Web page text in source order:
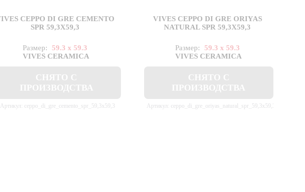
CEPPO DI GRE CEMENTO
SPR 59,3X59,3
Размер:
59.3 x 59.3
VIVES CERAMICA
Артикул: ceppo_di_gre_cemento_spr_59,3x59,3
VIVES CEPPO DI GRE ORIYAS
NATURAL SPR 59,3X59,3
Размер:
59.3 x 59.3
VIVES CERAMICA
Артикул: ceppo_di_gre_oriyas_natural_spr_59,3x59,3